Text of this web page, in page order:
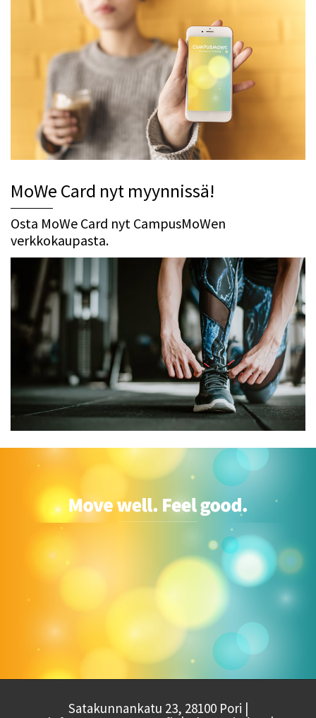
MoWe Card nyt myynnissä!
Osta MoWe Card nyt CampusMoWen
verkkokaupasta.
Satakunnankatu 23, 28100 Pori |